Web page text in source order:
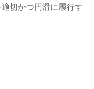
切かつ円滑に履行す